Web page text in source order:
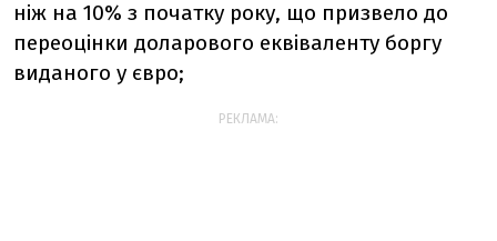
ніж на 10% з початку року, що призвело до
переоцінки доларового еквіваленту боргу
виданого у євро;
РЕКЛАМА: